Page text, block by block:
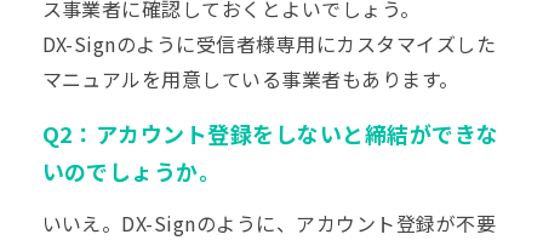
ス事業者に確認しておくとよいでしょう。
DX-Signのように受信者様専用にカスタマイズした
マニュアルを用意している事業者もあります。
Q2：アカウント登録をしないと締結ができな
いのでしょうか。
いいえ。DX-Signのように、アカウント登録が不要